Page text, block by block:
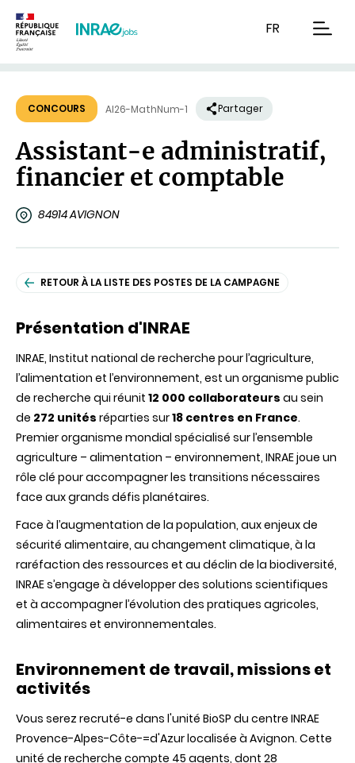
FR
CONCOURS AI26-MathNum-1 Partager
Assistant-e administratif,
financier et comptable
84914 AVIGNON
RETOUR À LA LISTE DES POSTES DE LA CAMPAGNE
Présentation d'INRAE
INRAE, Institut national de recherche pour l’agriculture,
l’alimentation et l’environnement, est un organisme public
de recherche qui réunit 12 000 collaborateurs au sein
de 272 unités réparties sur18 centres en France.
Premier organisme mondial spécialisé sur l’ensemble
agriculture – alimentation – environnement, INRAE joue un
rôle clé pour accompagner les transitions nécessaires
face aux grands défis planétaires.
Face à l’augmentation de la population, aux enjeux de
sécurité alimentaire, au changement climatique, à la
raréfaction des ressources et au déclin de la biodiversité,
INRAE s’engage à développer des solutions scientifiques
et à accompagner l’évolution des pratiques agricoles,
alimentaires et environnementales.
Environnement de travail, missions et
activités
Vous serez recruté-e dans l'unité BioSP du centre INRAE
Provence-Alpes-Côte-=d'Azur localisée à Avignon. Cette
unité de recherche compte 45 agents, dont 28